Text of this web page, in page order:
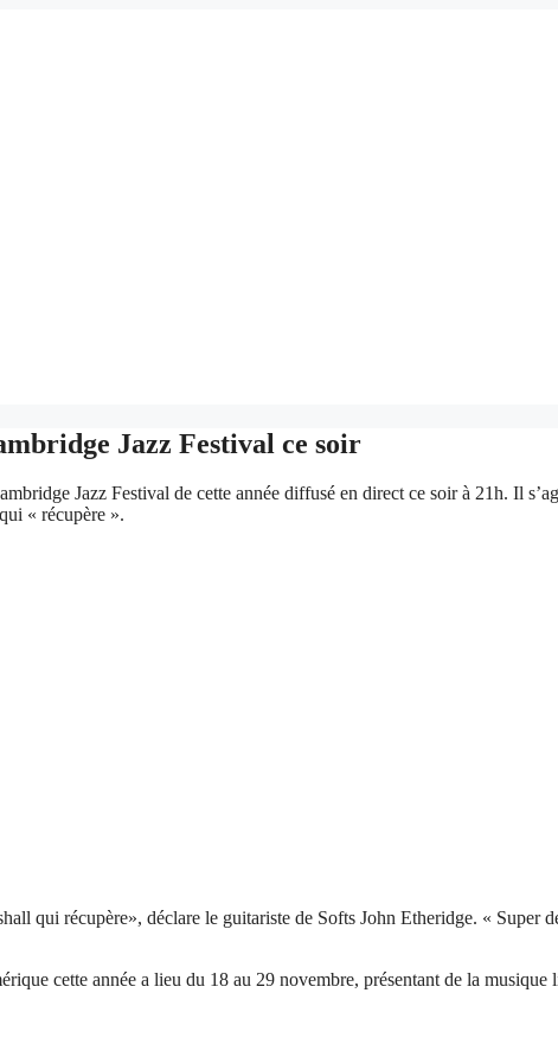
Jazz Festival ce soir
Jazz Festival de cette année diffusé en direct ce soir à 21h. Il
« récupère ».
qui récupère», déclare le guitariste de Softs John Etheridge. « Super
cette année a lieu du 18 au 29 novembre, présentant de la musique